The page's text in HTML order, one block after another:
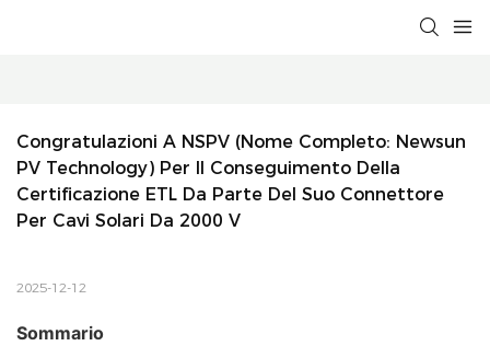
Congratulazioni A NSPV (nome Completo: Newsun
PV Technology) Per Il Conseguimento Della
Certificazione ETL Da Parte Del Suo Connettore
Per Cavi Solari Da 2000 V
2025-12-12
Sommario